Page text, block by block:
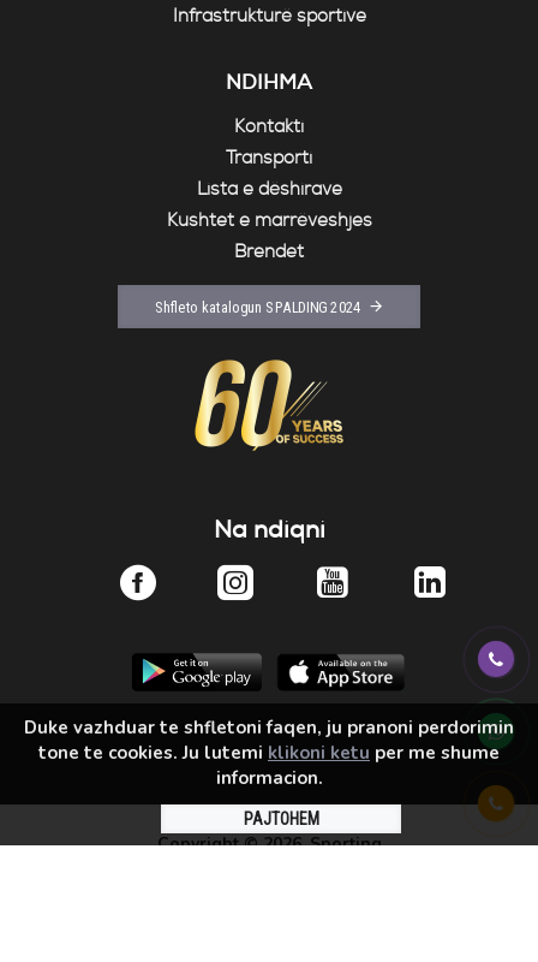
Infrastrukturë sportive
NDIHMA
Kontakti
Transporti
Lista e dëshirave
Kushtet e marrëveshjes
Brendet
Shfleto katalogun SPALDING 2024
Na ndiqni
Copyright ©2026, Sporting
PAJTOHEM
Duke vazhduar te shfletoni faqen, ju pranoni perdorimin
tone te cookies. Ju lutemi klikoni ketu per me shume
informacion.